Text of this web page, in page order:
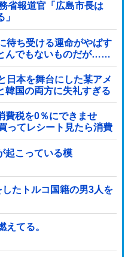
省報道官「広島市長は
待ち受ける運命がやばす
んでもないものだが……
日本を舞台にした某アメ
韓国の両方に失礼すぎる
費税を0％にできませ
ってレシート見たら消費
ｗｗｗｗｗｗｗ...
起こっている模
したトルコ国籍の男3人を
えてる。